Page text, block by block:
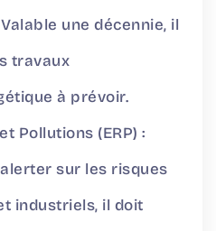
une décennie, il
travaux
à prévoir.
Pollutions (ERP) :
sur les risques
industriels, il doit